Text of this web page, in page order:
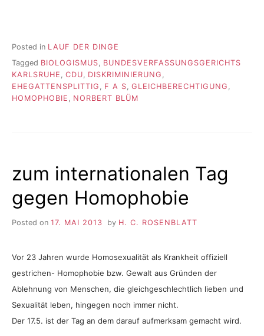
Posted in LAUF DER DINGE
Tagged BIOLOGISMUS
BUNDESVERFASSUNGSGERICHTS
KARLSRUHE
CDU DISKRIMINIERUNG
EHEGATTENSPLITTIG
F A S GLEICHBERECHTIGUNG
HOMOPHOBIE
NORBERT BLÜM
zum internationalen Tag
gegen Homophobie
Posted on 17. MAI 2013 by H. C. ROSENBLATT
Vor 23 Jahren wurde Homosexualität als Krankheit offiziell
gestrichen- Homophobie bzw. Gewalt aus Gründen der
Ablehnung von Menschen, die gleichgeschlechtlich lieben und
Sexualität leben, hingegen noch immer nicht.
Der 17.5. ist der Tag an dem darauf aufmerksam gemacht wird.